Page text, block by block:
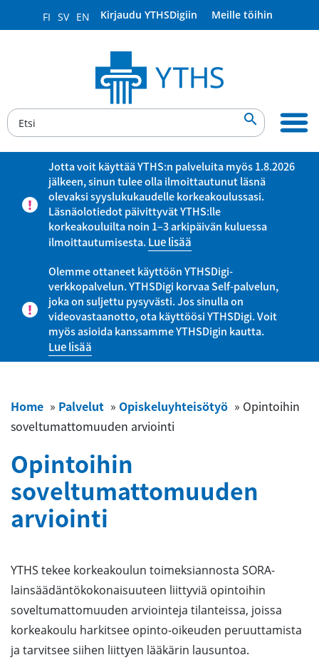
FI SV EN Kirjaudu YTHSDigiin Meille töihin

Jotta voit käyttää YTHS:n palveluita myös 1.8.2026
jälkeen, sinun tulee olla ilmoittautunut läsnä
olevaksi syyslukukaudelle korkeakoulussasi.
Läsnäolotiedot päivittyvät YTHS:lle
korkeakouluilta noin 1–3 arkipäivän kuluessa
ilmoittautumisesta.Lue lisää
Olemme ottaneet käyttöön YTHSDigi-
verkkopalvelun. YTHSDigi korvaa Self-palvelun,
joka on suljettu pysyvästi. Jos sinulla on
videovastaanotto, ota käyttöösi YTHSDigi. Voit
myös asioida kanssamme YTHSDigin kautta.
Lue lisää
Home » Palvelut » Opiskeluyhteisötyö » Opintoihin
soveltumattomuuden arviointi
Opintoihin
soveltumattomuuden
arviointi
YTHS tekee korkeakoulun toimeksiannosta SORA-
lainsäädäntökokonaisuuteen liittyviä opintoihin
soveltumattomuuden arviointeja tilanteissa, joissa
korkeakoulu harkitsee opinto-oikeuden peruuttamista
ja tarvitsee siihen liittyen lääkärin lausuntoa.